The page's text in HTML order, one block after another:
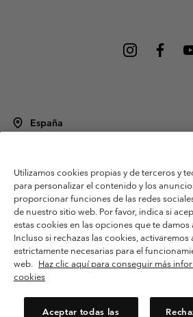
España
Condiciones de uso
Terminos de Venta
Política de Privacidad
Términos y condiciones del programa de
Términos De Uso Del Contenido Generado Por
Impressum
Cookies Public CBCR
Servicio al cliente: Lu. - Vi. de 9:00 a 13:00 y de
Utilizamos cookies propias y de terceros y
para personalizar el contenido y los
proporcionar funciones de las redes
de nuestro sitio web. Por favor, indica si
estas cookies en las opciones que te
Incluso si rechazas las cookies, activaremos
estrictamente necesarias para el
web. Haz clic aquí para conseguir más
cookies
Aceptar todas las
Selecciona tu país e
Compras en línea